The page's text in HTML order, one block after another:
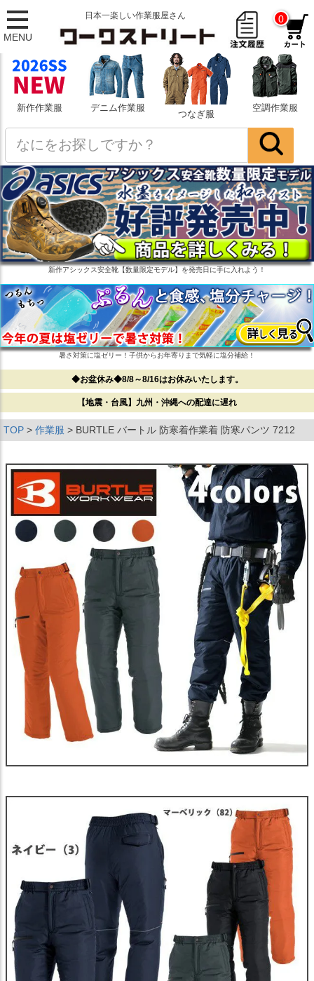
MENU
日本一楽しい作業服屋さん 0
新作作業服 デニム作業服
つなぎ服
空調作業服
新作アシックス安全靴【数量限定モデル】を発売日に手に入れよう！
暑さ対策に塩ゼリー！子供からお年寄りまで気軽に塩分補給！
◆お盆休み◆8/8～8/16はお休みいたします。
【地震・台風】九州・沖縄への配達に遅れ
TOP 作業服 BURTLE バートル 防寒着作業着 防寒パンツ 7212